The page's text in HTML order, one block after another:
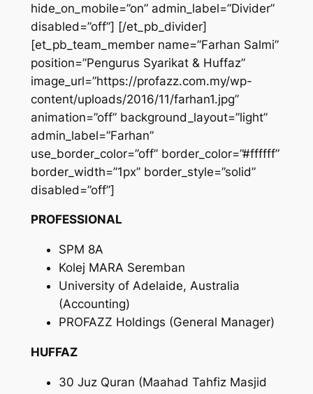
hide_on_mobile=”on” admin_label=”Divider”
disabled=”off”] [/et_pb_divider]
[et_pb_team_member name=”Farhan Salmi”
position=”Pengurus Syarikat & Huffaz”
image_url=”https://profazz.com.my/wp-
content/uploads/2016/11/farhan1.jpg”
animation=”off” background_layout=”light”
admin_label=”Farhan”
use_border_color=”off” border_color=”#ffffff”
border_width=”1px” border_style=”solid”
disabled=”off”]
PROFESSIONAL
SPM 8A
Kolej MARA Seremban
University of Adelaide, Australia
(Accounting)
PROFAZZ Holdings (General Manager)
HUFFAZ
30 Juz Quran (Maahad Tahfiz Masjid